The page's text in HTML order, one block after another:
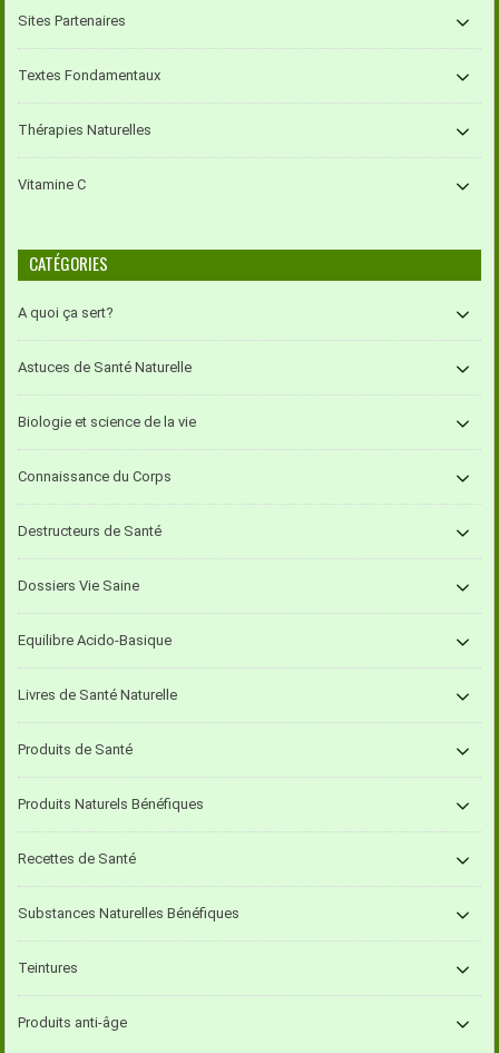
Sites Partenaires
Textes Fondamentaux
Thérapies Naturelles
Vitamine C
CATÉGORIES
A quoi ça sert?
Astuces de Santé Naturelle
Biologie et science de la vie
Connaissance du Corps
Destructeurs de Santé
Dossiers Vie Saine
Equilibre Acido-Basique
Livres de Santé Naturelle
Produits de Santé
Produits Naturels Bénéfiques
Recettes de Santé
Substances Naturelles Bénéfiques
Teintures
Produits anti-âge